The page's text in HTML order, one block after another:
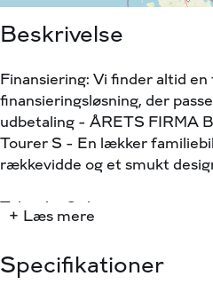
Beskrivelse
Finansiering: Vi finder altid en
finansieringsløsning, der
udbetaling - ÅRETS FIRMA
Tourer S - En lækker
rækkevidde og et smukt
Tekniske Oplysninger:
bykørsel: 740km
+ Læs mere
Specifikationer